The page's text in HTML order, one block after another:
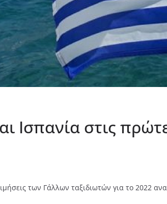
Ισπανία στις
των Γάλλων ταξιδιωτών για το 2022